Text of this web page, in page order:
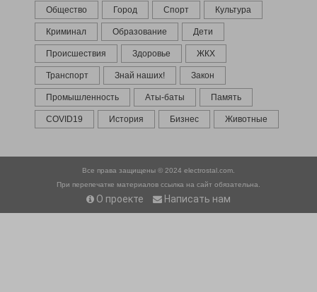
Общество Город Спорт Культура
Криминал Образование Дети
Происшествия Здоровье ЖКХ
Транспорт Знай наших! Закон
Промышленность Аты-баты Память
COVID19 История Бизнес Животные
Все права защищены © 2024 electrostal.com.
При перепечатке материалов ссылка на сайт обязательна.
О проекте Написать нам